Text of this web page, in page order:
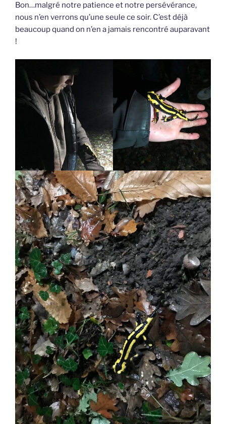
Bon…malgré notre patience et notre persévérance,
nous n’en verrons qu’une seule ce soir. C’est déjà
beaucoup quand on n’en a jamais rencontré auparavant
!